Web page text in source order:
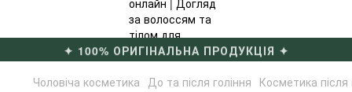
✦ 100% ОРИГІНАЛЬНА ПРОДУКЦІЯ ✦
Чоловіча косметика До та після гоління Косметика після